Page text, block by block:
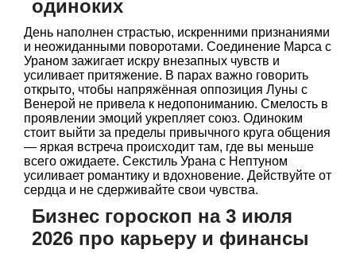
одиноких
День наполнен страстью, искренними признаниями
и неожиданными поворотами. Соединение Марса с
Ураном зажигает искру внезапных чувств и
усиливает притяжение. В парах важно говорить
открыто, чтобы напряжённая оппозиция Луны с
Венерой не привела к недопониманию. Смелость в
проявлении эмоций укрепляет союз. Одиноким
стоит выйти за пределы привычного круга общения
— яркая встреча происходит там, где вы меньше
всего ожидаете. Секстиль Урана с Нептуном
усиливает романтику и вдохновение. Действуйте от
сердца и не сдерживайте свои чувства.
Бизнес гороскоп на 3 июля
2026 про карьеру и финансы